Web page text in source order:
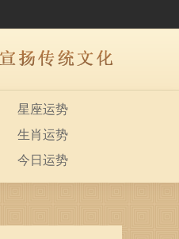
星座运势
生肖运势
今日运势